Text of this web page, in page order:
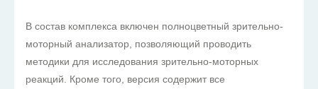
В состав комплекса включен полноцветный зрительно-
моторный анализатор, позволяющий проводить
методики для исследования зрительно-моторных
реакций. Кроме того, версия содержит все